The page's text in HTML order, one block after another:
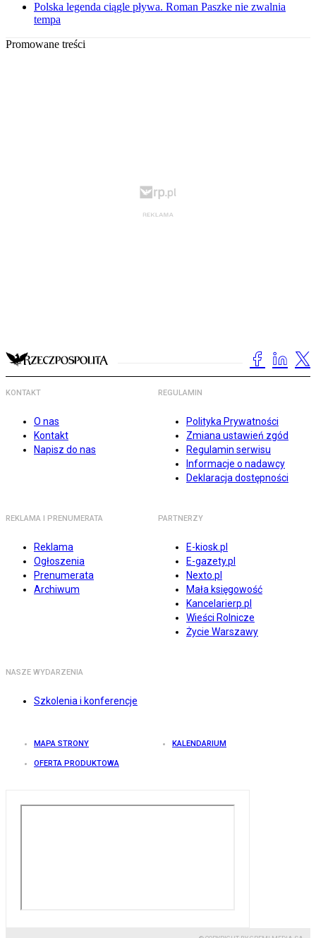
Polska legenda ciągle pływa. Roman Paszke nie zwalnia
tempa
Promowane treści
KONTAKT
O nas
Kontakt
Napisz do nas
REGULAMIN
Polityka Prywatności
Zmiana ustawień zgód
Regulamin serwisu
Informacje o nadawcy
Deklaracja dostępności
REKLAMA I PRENUMERATA
Reklama
Ogłoszenia
Prenumerata
Archiwum
PARTNERZY
E-kiosk.pl
E-gazety.pl
Nexto.pl
Mała księgowość
Kancelarierp.pl
Wieści Rolnicze
Życie Warszawy
NASZE WYDARZENIA
Szkolenia i konferencje
MAPA STRONY KALENDARIUM
OFERTA PRODUKTOWA